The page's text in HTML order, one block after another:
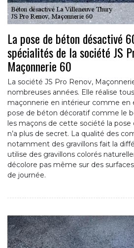
La pose de béton désactivé
spécialités de la société JS
Maçonnerie 60
La société JS Pro Renov,
nombreuses années. Elle réalise
maçonnerie en intérieur comme en
pose de béton décoratif comme le
les maçons de cette société la
n’a plus de secret. La qualité des
notamment des gravillons fait la
utilise des gravillons colorés
décolore pas même sur des
de journée.